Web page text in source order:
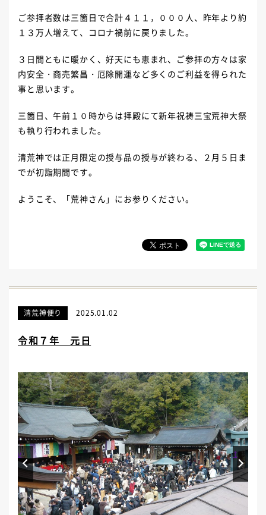
ご参拝者数は三箇日で合計４１１，０００人、昨年より約
１３万人増えて、コロナ禍前に戻りました。
３日間ともに暖かく、好天にも恵まれ、ご参拝の方々は家
内安全・商売繁昌・厄除開運など多くのご利益を得られた
事と思います。
三箇日、午前１０時からは拝殿にて新年祝祷三宝荒神大祭
も執り行われました。
清荒神では正月限定の授与品の授与が終わる、２月５日ま
でが初詣期間です。
ようこそ、「荒神さん」にお参りください。
清荒神便り 2025.01.02
令和７年 元日
Prev Next